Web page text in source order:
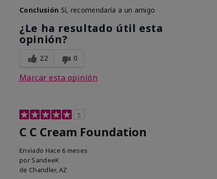
Conclusión Sí, recomendaría a un amigo
¿Le ha resultado útil esta
opinión?
22 0
Marcar esta opinión
5
C C Cream Foundation
Enviado Hace 6 meses
por SandeeK
de Chandler, AZ